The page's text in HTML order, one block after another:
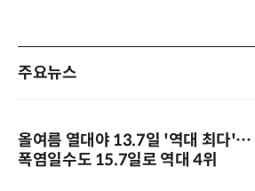
주요뉴스
올여름 열대야 13.7일 '역대 최다'…
폭염일수도 15.7일로 역대 4위